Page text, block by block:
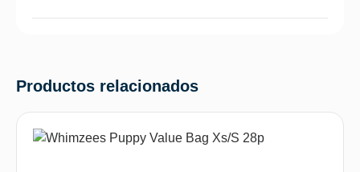
Productos relacionados